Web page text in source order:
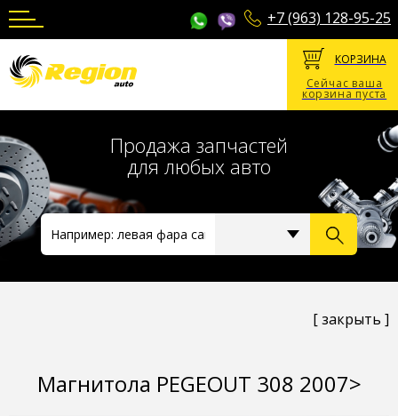
+7 (963) 128-95-25
КОРЗИНА
Сейчас ваша
корзина пуста
Продажа запчастей
для любых авто
[ закрыть ]
Магнитола PEGEOUT 308 2007>